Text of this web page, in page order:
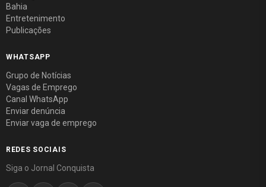
Bahia
Entretenimento
Publicações
WHATSAPP
Grupo de Notícias
Vagas de Emprego
Canal WhatsApp
Enviar denúncia
Enviar vaga de emprego
REDES SOCIAIS
Siga o Jornal Conquista